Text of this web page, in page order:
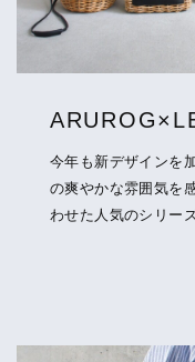
今年も新デザインを
の爽やかな雰囲気を
わせた人気のシリー